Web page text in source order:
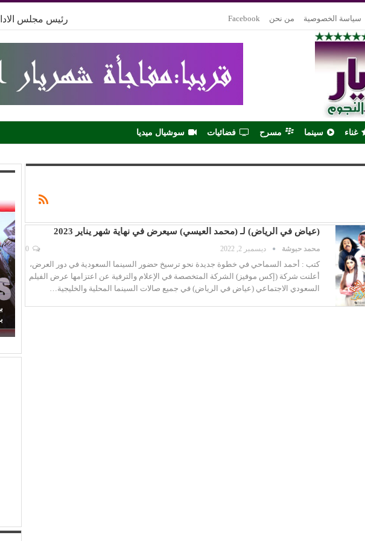
سياسة الخصوصية من نحن Facebook رئيس مجلس
غناء سينما مسرح فضائيات سوشيال ميديا
(عياض في الرياض) لـ (محمد العيسي) سيعرض في نهاية شهر يناير 2023
محمد حبوشة ديسمبر 2, 2022
كتب : أحمد السماحي في خطوة جديدة نحو ترسيخ حضور السينما السعودية في دور العرض،
أعلنت شركة (إكس موفيز) الشركة المتخصصة في الإعلام والترفية عن اعتزامها عرض الفيلم
السعودي الاجتماعي (عياض في الرياض) في جميع صالات السينما المحلية والخليجية…
بعد أن أشعل مسارح 4 دول.. (أبو الليف) يعود إلى
(مصطفى النجار) يحرك المياه الراكدة.. لماذا اكتفينا